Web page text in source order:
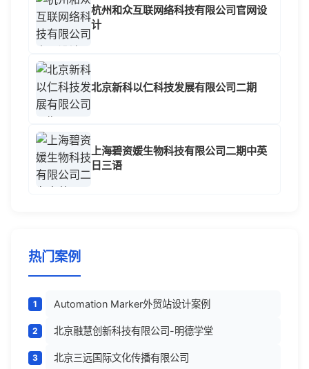
杭州和众互联网络科技有限公司官网设
计
北京新科以仁科技发展有限公司二期
上海碧资媛生物科技有限公司二期中英
日三语
热门案例
Automation Marker外贸站设计案例
北京融慧创新科技有限公司-明德学堂
北京三远国际文化传播有限公司